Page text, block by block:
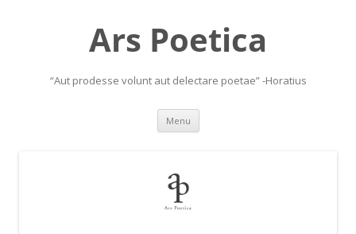
Ars Poetica
“Aut prodesse volunt aut delectare poetae” -Horatius
Menu Skip
content